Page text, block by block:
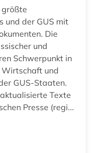
(1)
und der GUS mit
Die
und
Schwerpunkt in
Wirtschaft und
GUS-Staaten.
Texte
Presse (regi...